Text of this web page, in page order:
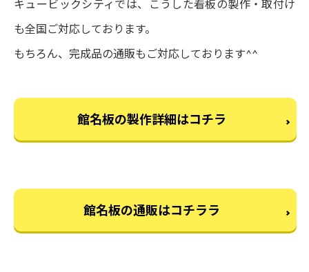
キュービックシティでは、こうした看板の製作・取付け
も全国ご対応しております。
もちろん、完成品の通販もご対応しております^^
館名板の製作詳細はコチラ
館名板の通販はコチララ